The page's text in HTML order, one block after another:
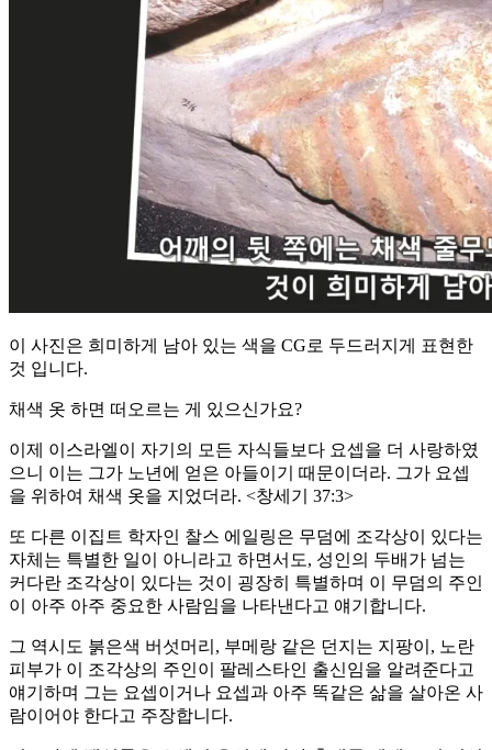
이 사진은 희미하게 남아 있는 색을 CG로 두드러지게 표현한
것 입니다.
채색 옷 하면 떠오르는 게 있으신가요?
이제 이스라엘이 자기의 모든 자식들보다 요셉을 더 사랑하였
으니 이는 그가 노년에 얻은 아들이기 때문이더라. 그가 요셉
을 위하여 채색 옷을 지었더라. <창세기 37:3>
또 다른 이집트 학자인 찰스 에일링은 무덤에 조각상이 있다는
자체는 특별한 일이 아니라고 하면서도, 성인의 두배가 넘는
커다란 조각상이 있다는 것이 굉장히 특별하며 이 무덤의 주인
이 아주 아주 중요한 사람임을 나타낸다고 얘기합니다.
그 역시도 붉은색 버섯머리, 부메랑 같은 던지는 지팡이, 노란
피부가 이 조각상의 주인이 팔레스타인 출신임을 알려준다고
얘기하며 그는 요셉이거나 요셉과 아주 똑같은 삶을 살아온 사
람이어야 한다고 주장합니다.